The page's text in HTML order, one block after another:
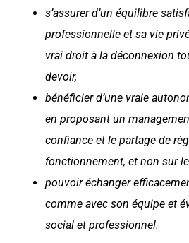
s’assurer d’un équilibre
professionnelle et sa vie
vrai droit à la déconnexion
devoir,
bénéficier d’une vraie
en proposant un
confiance et le partage de
fonctionnement, et non sur
pouvoir échanger
comme avec son équipe et
social et professionnel.